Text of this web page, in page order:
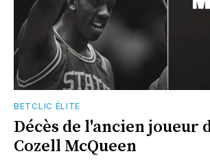
BETCLIC ÉLITE
Décès de l'ancien joueur
Cozell McQueen